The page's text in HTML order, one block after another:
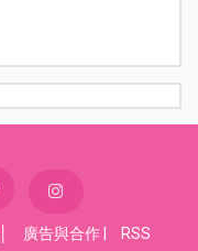
廣告與合作 RSS